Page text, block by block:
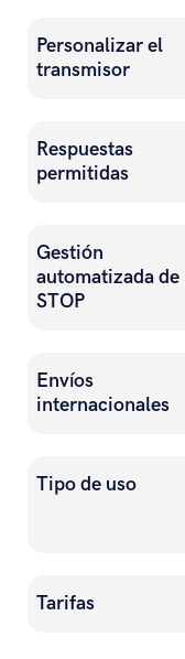
Personalizar el
transmisor
Respuestas
permitidas
Gestión
automatizada de
STOP
Envíos
internacionales
Tipo de uso
Tarifas